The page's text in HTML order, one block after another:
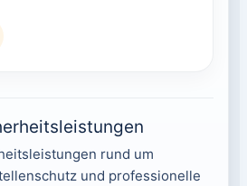
rund um
und professionelle